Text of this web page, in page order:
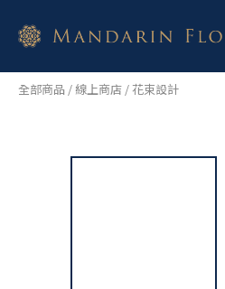
全部商品 / 線上商店 /花束設計